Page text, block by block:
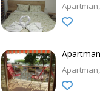
Apartman
Apartman